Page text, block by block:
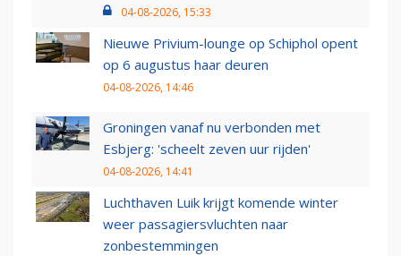
04-08-2026, 15:33
Nieuwe Privium-lounge op Schiphol opent
op 6 augustus haar deuren
04-08-2026, 14:46
Groningen vanaf nu verbonden met
Esbjerg: 'scheelt zeven uur rijden'
04-08-2026, 14:41
Luchthaven Luik krijgt komende winter
weer passagiersvluchten naar
zonbestemmingen